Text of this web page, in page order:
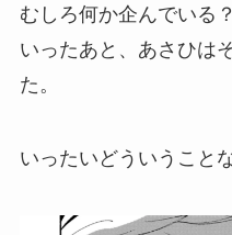
むしろ何か企んでいる
いったあと、あさひは
た。
いったいどういうこと